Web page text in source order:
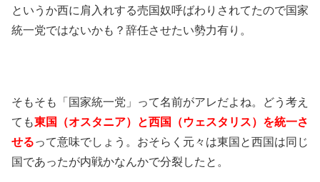
というか西に肩入れする売国奴呼ばわりされてたので国家
統一党ではないかも？辞任させたい勢力有り。
そもそも「国家統一党」って名前がアレだよね。どう考え
ても東国（オスタニア）と西国（ウェスタリス）を統一さ
せるって意味でしょう。おそらく元々は東国と西国は同じ
国であったが内戦かなんかで分裂したと。